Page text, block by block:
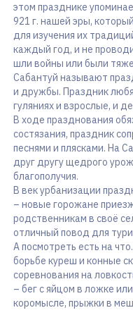
этом празднике
921 г. нашей эры,
для изучения их
каждый год, и не
шли войны или были
Сабантуй называют
и дружбы. Праздник
гуляниях и взрослые, и
В ходе празднования
состязания, праздник
песнями и плясками. На
друг другу щедрого
благополучия.
В век урбанизации
– новые горожане
родственникам в своё
отличный повод для
А посмотреть есть на
борьбе куреш и конные
соревнования на
– бег с яйцом в ложке
коромысле, прыжки в